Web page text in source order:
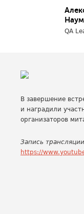
QA
В завершение
и наградили
организаторов
Запись
https://